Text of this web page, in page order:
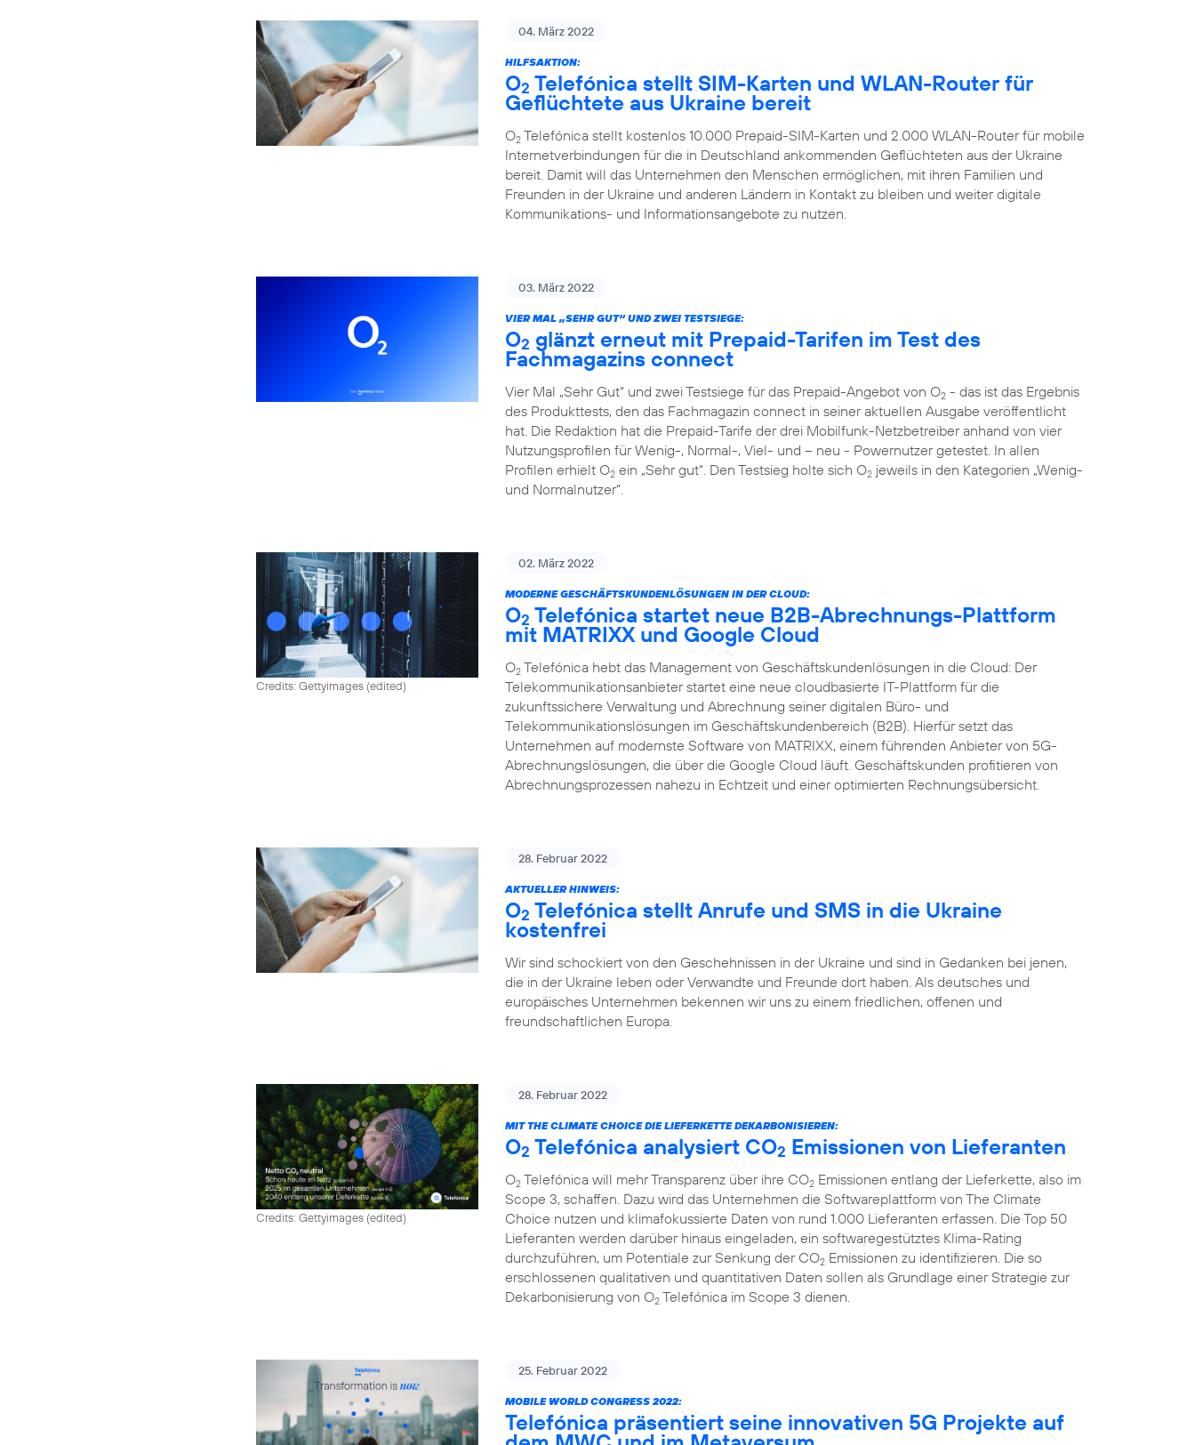
04. März 2022
HILFSAKTION:
O2 Telefónica stellt SIM-Karten und WLAN-Router für
Geflüchtete aus Ukraine bereit
O2 Telefónica stellt kostenlos 10.000 Prepaid-SIM-Karten und 2.000 WLAN-Router für mobile
Internetverbindungen für die in Deutschland ankommenden Geflüchteten aus der Ukraine
bereit. Damit will das Unternehmen den Menschen ermöglichen, mit ihren Familien und
Freunden in der Ukraine und anderen Ländern in Kontakt zu bleiben und weiter digitale
Kommunikations- und Informationsangebote zu nutzen.
03. März 2022
VIER MAL „SEHR GUT“ UND ZWEI TESTSIEGE:
O2 glänzt erneut mit Prepaid-Tarifen im Test des
Fachmagazins connect
Vier Mal „Sehr Gut“ und zwei Testsiege für das Prepaid-Angebot von O2 - das ist das Ergebnis
des Produkttests, den das Fachmagazin connect in seiner aktuellen Ausgabe veröffentlicht
hat. Die Redaktion hat die Prepaid-Tarife der drei Mobilfunk-Netzbetreiber anhand von vier
Nutzungsprofilen für Wenig-, Normal-, Viel- und – neu - Powernutzer getestet. In allen
Profilen erhielt O2 ein „Sehr gut“. Den Testsieg holte sich O2 jeweils in den Kategorien „Wenig-
und Normalnutzer“.
Credits: Gettyimages (edited)
02. März 2022
MODERNE GESCHÄFTSKUNDENLÖSUNGEN IN DER CLOUD:
O2 Telefónica startet neue B2B-Abrechnungs-Plattform
mit MATRIXX und Google Cloud
O2 Telefónica hebt das Management von Geschäftskundenlösungen in die Cloud: Der
Telekommunikationsanbieter startet eine neue cloudbasierte IT-Plattform für die
zukunftssichere Verwaltung und Abrechnung seiner digitalen Büro- und
Telekommunikationslösungen im Geschäftskundenbereich (B2B). Hierfür setzt das
Unternehmen auf modernste Software von MATRIXX, einem führenden Anbieter von 5G-
Abrechnungslösungen, die über die Google Cloud läuft. Geschäftskunden profitieren von
Abrechnungsprozessen nahezu in Echtzeit und einer optimierten Rechnungsübersicht.
28. Februar 2022
AKTUELLER HINWEIS:
O2 Telefónica stellt Anrufe und SMS in die Ukraine
kostenfrei
Wir sind schockiert von den Geschehnissen in der Ukraine und sind in Gedanken bei jenen,
die in der Ukraine leben oder Verwandte und Freunde dort haben. Als deutsches und
europäisches Unternehmen bekennen wir uns zu einem friedlichen, offenen und
freundschaftlichen Europa.
Credits: Gettyimages (edited)
28. Februar 2022
MIT THE CLIMATE CHOICE DIE LIEFERKETTE DEKARBONISIEREN:
O2 Telefónica analysiert CO2 Emissionen von Lieferanten
O2 Telefónica will mehr Transparenz über ihre CO2 Emissionen entlang der Lieferkette, also im
Scope 3, schaffen. Dazu wird das Unternehmen die Softwareplattform von The Climate
Choice nutzen und klimafokussierte Daten von rund 1.000 Lieferanten erfassen. Die Top 50
Lieferanten werden darüber hinaus eingeladen, ein softwaregestütztes Klima-Rating
durchzuführen, um Potentiale zur Senkung der CO2 Emissionen zu identifizieren. Die so
erschlossenen qualitativen und quantitativen Daten sollen als Grundlage einer Strategie zur
Dekarbonisierung von O2 Telefónica im Scope 3 dienen.
25. Februar 2022
MOBILE WORLD CONGRESS 2022:
Telefónica präsentiert seine innovativen 5G Projekte auf